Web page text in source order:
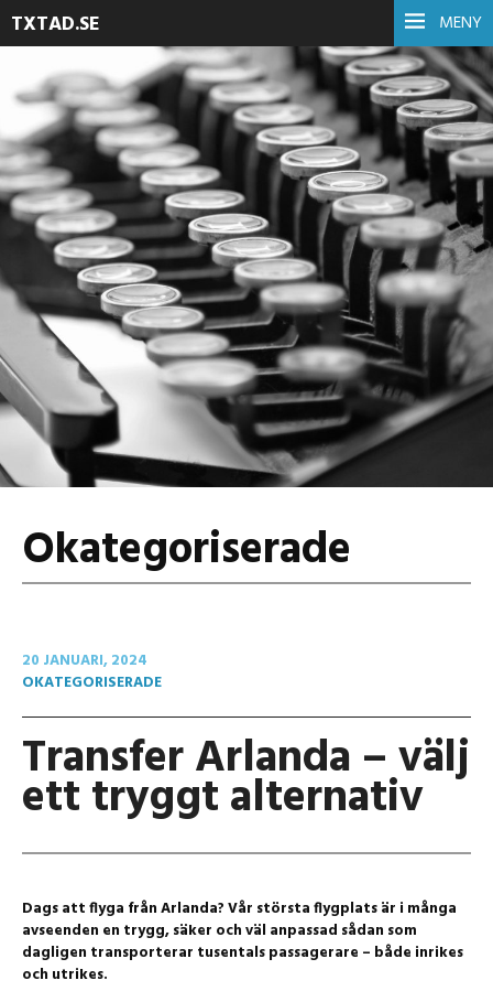
MENY
TXTAD.SE
Okategoriserade
20 JANUARI, 2024
OKATEGORISERADE
Transfer Arlanda – välj
ett tryggt alternativ
Dags att flyga från Arlanda? Vår största flygplats är i många
avseenden en trygg, säker och väl anpassad sådan som
dagligen transporterar tusentals passagerare – både inrikes
och utrikes.